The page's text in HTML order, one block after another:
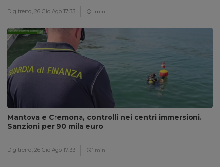
Digitrend, 26 Gio Ago 17:33 1 min
Mantova e Cremona, controlli nei centri immersioni.
Sanzioni per 90 mila euro
Digitrend, 26 Gio Ago 17:33 1 min